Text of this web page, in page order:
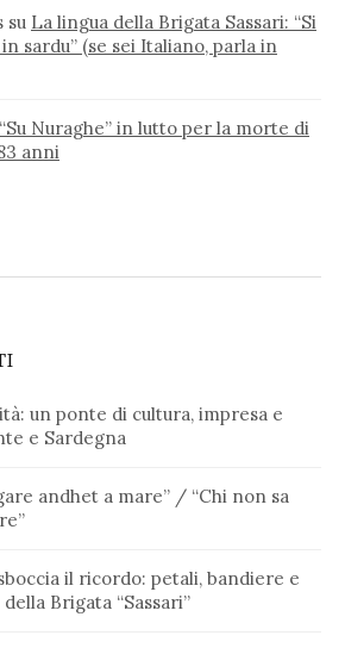
su La lingua della Brigata Sassari: “Si
sardu” (se sei Italiano, parla in
“Su Nuraghe” in lutto per la morte di
anni
un ponte di cultura, impresa e
e Sardegna
andhet a mare” / “Chi non sa
il ricordo: petali, bandiere e
Brigata “Sassari”